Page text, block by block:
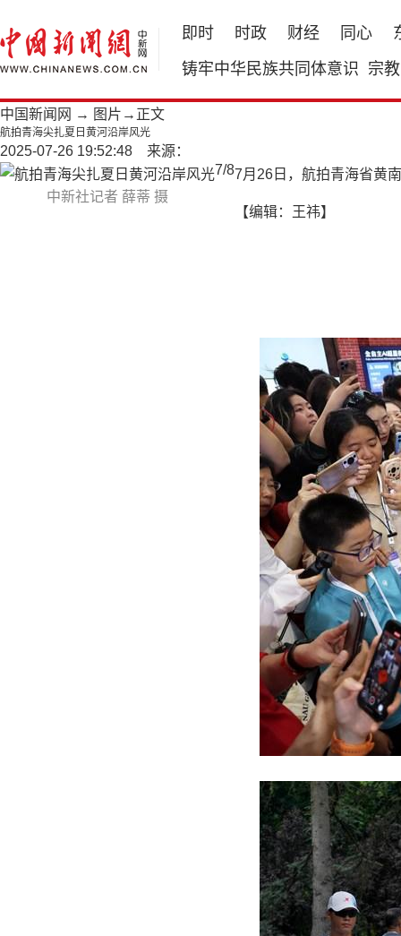
即时 时政 财经 同心
铸牢中华民族共同体意识 宗教
中国新闻网 → 图片 →正文
航拍青海尖扎夏日黄河沿岸风光
2025-07-26 19:52:48 来源：
中新社记者 薛蒂 摄
7/87月26日，航拍青海省黄
【编辑：王祎】